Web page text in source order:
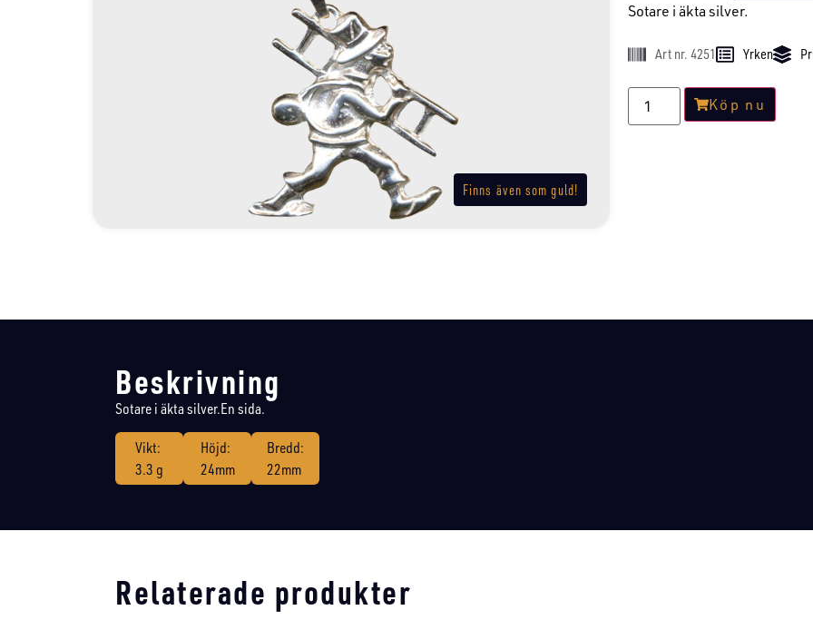
Finns även som guld!
Sotare i äkta silver.
Art nr. 4251 Yrken
Köp nu
Beskrivning
Sotare i äkta silver.En sida.
Vikt:
3.3 g
Höjd:
24mm
Bredd:
22mm
Relaterade produkter